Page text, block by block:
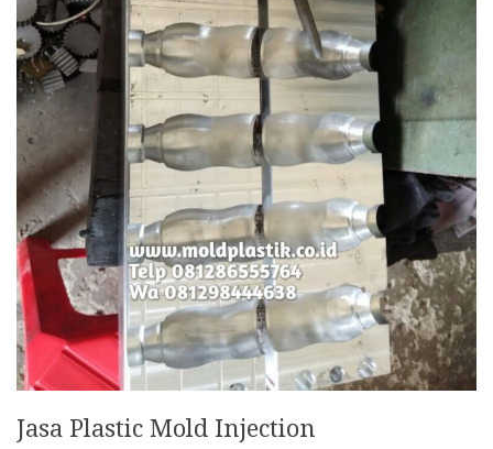
Jasa Plastic Mold Injection